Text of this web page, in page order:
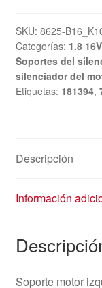
Citroën
Peugeot
181394
cantidad
SKU: 8625-
Categorías: 1.8 16V
Soportes del
silenciador del
Etiquetas: 181394,
Descripción
Información
Soporte motor